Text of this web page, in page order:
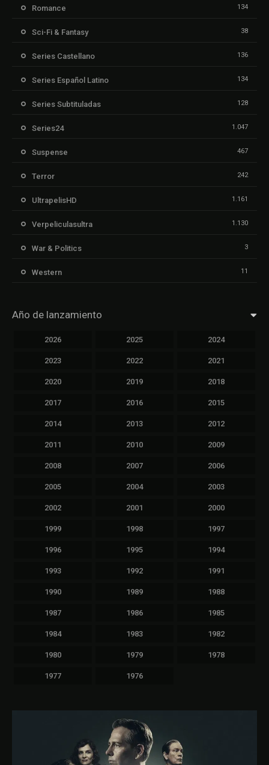
Romance 134
Sci-Fi & Fantasy 38
Series Castellano 136
Series Español Latino 134
Series Subtituladas 128
Series24 1.047
Suspense 467
Terror 242
UltrapelisHD 1.161
Verpeliculasultra 1.130
War & Politics 3
Western 11
Año de lanzamiento
2026 2025 2024
2023 2022 2021
2020 2019 2018
2017 2016 2015
2014 2013 2012
2011 2010 2009
2008 2007 2006
2005 2004 2003
2002 2001 2000
1999 1998 1997
1996 1995 1994
1993 1992 1991
1990 1989 1988
1987 1986 1985
1984 1983 1982
1980 1979 1978
1977 1976